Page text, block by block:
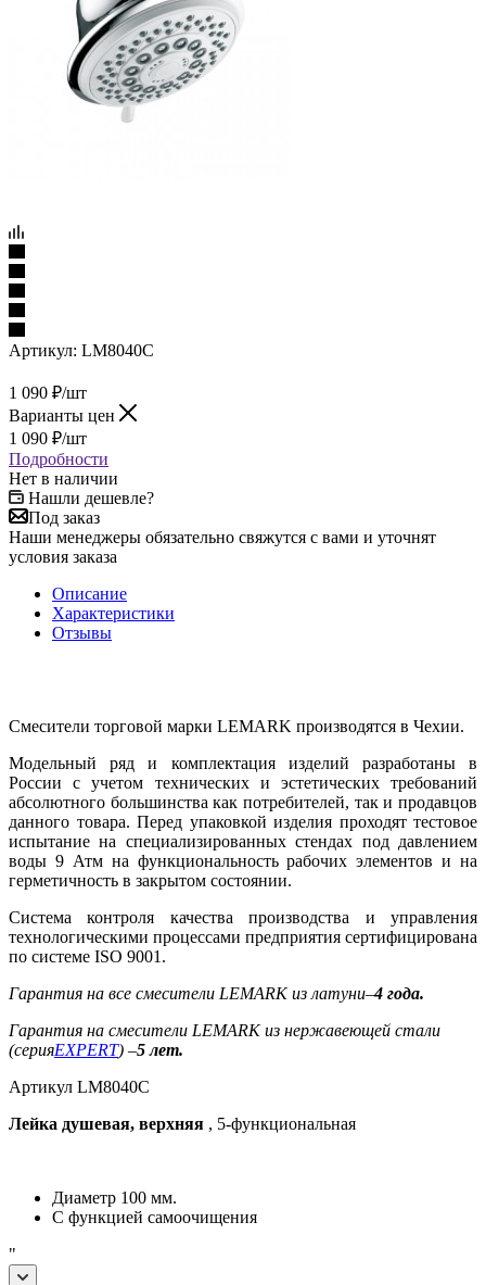
Артикул: LM8040C
1 090 ₽/шт
Варианты цен
1 090 ₽/шт
Подробности
Нет в наличии
Нашли дешевле?
Под заказ
Наши менеджеры обязательно свяжутся с вами и уточнят
условия заказа
Описание
Характеристики
Отзывы
Смесители торговой марки LEMARK производятся в Чехии.
Модельный ряд и комплектация изделий разработаны в
России с учетом технических и эстетических требований
абсолютного большинства как потребителей, так и продавцов
данного товара. Перед упаковкой изделия проходят тестовое
испытание на специализированных стендах под давлением
воды 9 Атм на функциональность рабочих элементов и на
герметичность в закрытом состоянии.
Система контроля качества производства и управления
технологическими процессами предприятия сертифицирована
по системе ISO 9001.
Гарантия на все смесители LEMARK из латуни–4 года.
Гарантия на смесители LEMARK из нержавеющей стали
(серияEXPERT) –5 лет.
Артикул LM8040C
Лейка душевая, верхняя , 5-функциональная
Диаметр 100 мм.
С функцией самоочищения
"